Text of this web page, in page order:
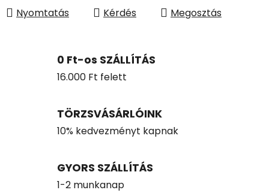
Nyomtatás Kérdés Megosztás
0 Ft-os SZÁLLÍTÁS
16.000 Ft felett
TÖRZSVÁSÁRLÓINK
10% kedvezményt kapnak
GYORS SZÁLLÍTÁS
1-2 munkanap